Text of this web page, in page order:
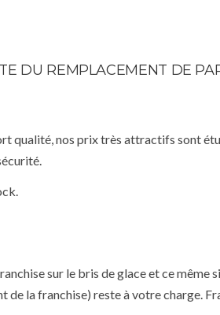
DU REMPLACEMENT DE
qualité, nos prix très attractifs sont
sur le bris de glace et ce même
la franchise) reste à votre charge.